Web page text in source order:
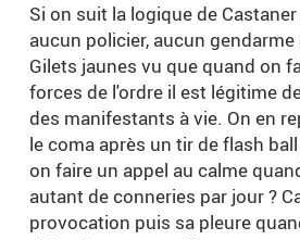
Si on suit la logique de
aucun policier, aucun
Gilets jaunes vu que quand on
forces de l'ordre il est légitime
des manifestants à vie. On en
le coma après un tir de flash
on faire un appel au calme
autant de conneries par jour ?
provocation puis sa pleure